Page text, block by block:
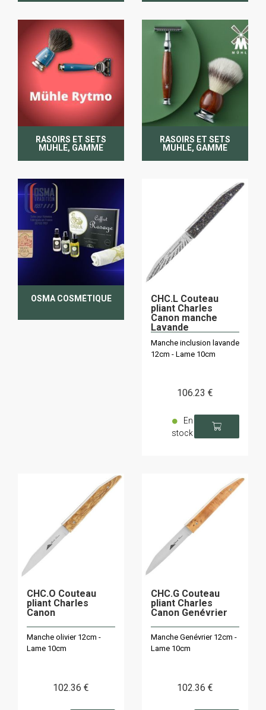
RASOIRS ET SETS
MUHLE, GAMME
RASOIRS ET SETS
MUHLE, GAMME
OSMA COSMÉTIQUE
CHC.L Couteau
pliant Charles
Canon manche
Lavande
Manche inclusion lavande
12cm - Lame 10cm
106.23 €
En
stock
CHC.O Couteau
pliant Charles
Canon
Manche olivier 12cm -
Lame 10cm
102.36 €
CHC.G Couteau
pliant Charles
Canon Genévrier
Manche Genévrier 12cm -
Lame 10cm
102.36 €